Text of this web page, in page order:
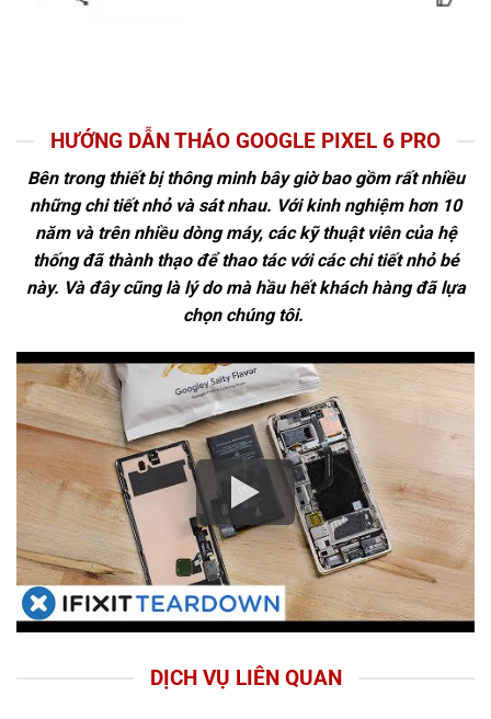
HƯỚNG DẪN THÁO GOOGLE PIXEL 6 PRO
Bên trong thiết bị thông minh bây giờ bao gồm rất nhiều
những chi tiết nhỏ và sát nhau. Với kinh nghiệm hơn 10
năm và trên nhiều dòng máy, các kỹ thuật viên của hệ
thống đã thành thạo để thao tác với các chi tiết nhỏ bé
này. Và đây cũng là lý do mà hầu hết khách hàng đã lựa
chọn chúng tôi.
DỊCH VỤ LIÊN QUAN